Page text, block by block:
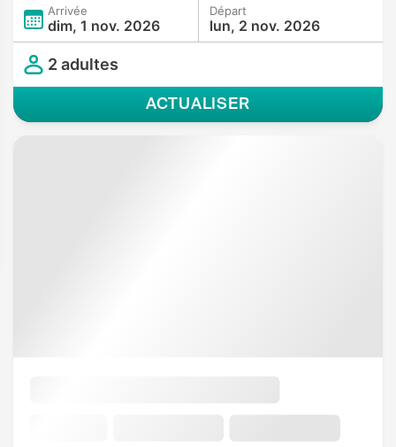
Arrivée
dim, 1 nov. 2026
Départ
lun, 2 nov. 2026
2 adultes
ACTUALISER